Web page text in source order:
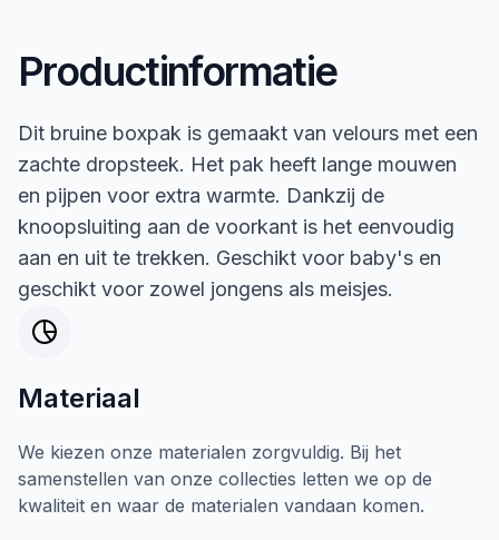
Productinformatie
Dit bruine boxpak is gemaakt van velours met een
zachte dropsteek. Het pak heeft lange mouwen
en pijpen voor extra warmte. Dankzij de
knoopsluiting aan de voorkant is het eenvoudig
aan en uit te trekken. Geschikt voor baby's en
geschikt voor zowel jongens als meisjes.
Materiaal
We kiezen onze materialen zorgvuldig. Bij het
samenstellen van onze collecties letten we op de
kwaliteit en waar de materialen vandaan komen.